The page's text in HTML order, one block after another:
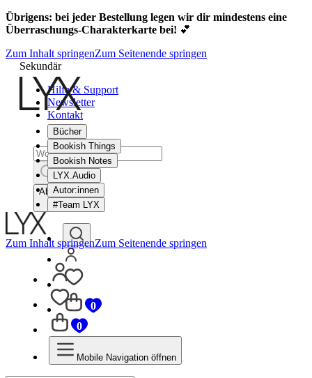
Übrigens: bei jeder Bestellung legen wir dir mindestens eine
Überraschungs-Charakterkarte bei! 💕
Zum Inhalt springenZum Seitenende springen
Sekundär
Hilfe & Support
Newsletter
Kontakt
Bücher
Bookish Things
Bookish Notes
LYX.Audio
Autor:innen
#Team LYX
0
Abbrechen
Zum Inhalt springenZum Seitenende springen
0
Mobile Navigation öffnen